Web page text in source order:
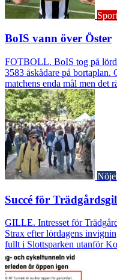
Sport
BoIS vann över Öster
FOTBOLL. BoIS tog på
3583 åskådare på bortaplan.
matchens enda mål men det
Nöje
Succé för
GILLE. Intresset för
Strax efter lördagens
fullt i Slottsparken utanför